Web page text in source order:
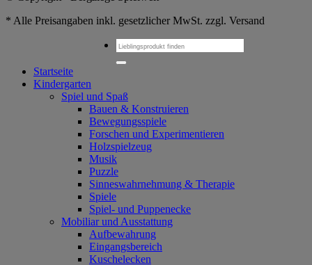
* Alle Preisangaben inkl. gesetzlicher MwSt. zzgl. Versand
Suchen
nach:
Startseite
Kindergarten
Spiel und Spaß
Bauen & Konstruieren
Bewegungsspiele
Forschen und Experimentieren
Holzspielzeug
Musik
Puzzle
Sinneswahrnehmung & Therapie
Spiele
Spiel- und Puppenecke
Mobiliar und Ausstattung
Aufbewahrung
Eingangsbereich
Kuschelecken